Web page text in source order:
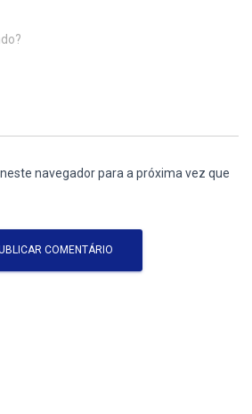
navegador para a próxima vez que